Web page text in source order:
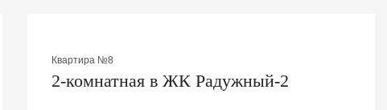
Квартира №8
2-комнатная в ЖК Радужный-2